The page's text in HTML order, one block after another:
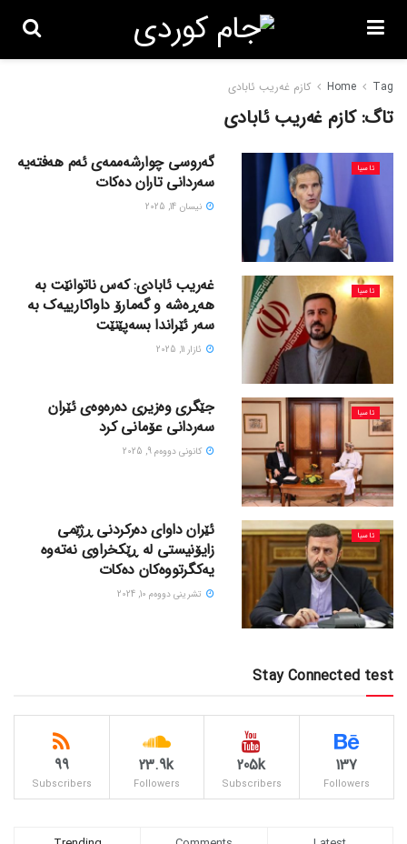
Home Tag کازم غەریب ئابادی
تاگ:کازم غەریب ئابادی
ئاسیا
گەروسی چوارشەممەی ئەم هەفتەیە
سەردانی تاران دەکات
نیسان 14, 2025
ئاسیا
غەریب ئابادی: کەس ناتوانێت بە
هەڕەشە و گەمارۆ داواکارییەک بە
سەر ئێراندا بسەپێنێت
ئازار 11, 2025
ئاسیا
جێگری وەزیری دەرەوەی ئێران
سەردانی عۆمانی کرد
كانونی دووه‌م 9, 2025
ئاسیا
ئێران داوای دەرکردنی ڕژێمی
زایۆنیستی لە ڕێکخراوی نەتەوە
یەکگرتووەکان دەکات
تشرینی دووه‌م 10, 2024
Stay Connected test
137
Followers
205k
Subscribers
23.9k
Followers
99
Subscribers